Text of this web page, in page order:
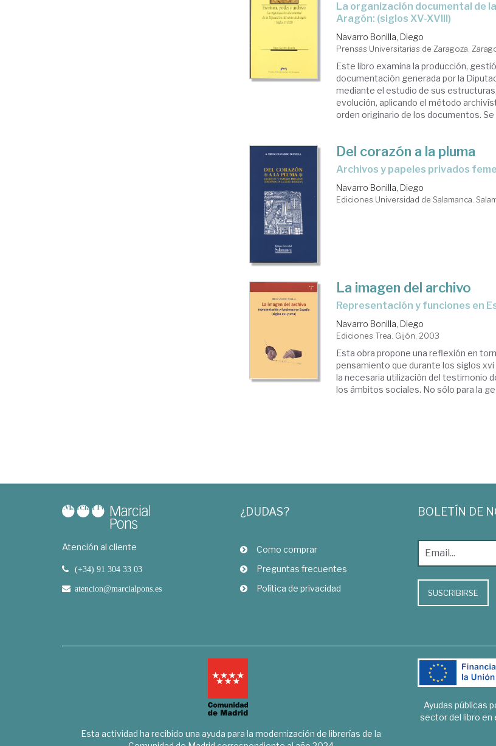
la organización documental de la Diputación del Reino de
Aragón: (siglos XV-XVIII)
Navarro Bonilla, Diego
Prensas Universitarias de Zaragoza.
Este libro examina la producción,
documentación generada por la
mediante el estudio de sus
evolución, aplicando el método
orden originario de los documentos. Se
Del corazón a la pluma
archivos y papeles privados
Navarro Bonilla, Diego
Ediciones Universidad de Salamanca.
La imagen del archivo
representación y funciones en
Navarro Bonilla, Diego
Ediciones Trea. Gijón, 2003
Esta obra propone una reflexión en
pensamiento que durante los siglos
la necesaria utilización del testimonio
los ámbitos sociales. No sólo para la
Atención al cliente
(+34) 91 304 33 03
atencion@marcialpons.es
¿DUDAS?
Como comprar
Preguntas frecuentes
Política de privacidad
BOLETÍN DE
SUSCRIBIRSE
Esta actividad ha recibido una ayuda para la modernización de librerías de la
Ayudas públicas
sector del libro en